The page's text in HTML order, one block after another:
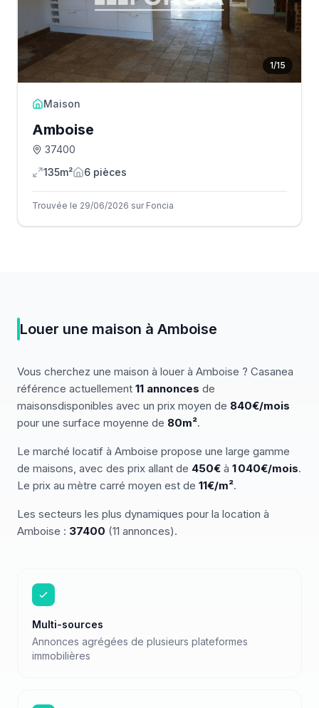
1/15
Maison
Amboise
37400
135m²
6 pièces
Trouvée le 29/06/2026 sur Foncia
Louer une maison à Amboise
Vous cherchez une maison à louer à Amboise ? Casanea
référence actuellement 11 annonces de
maisonsdisponibles avec un prix moyen de 840€/mois
pour une surface moyenne de 80m².
Le marché locatif à Amboise propose une large gamme
de maisons, avec des prix allant de 450€ à 1 040€/mois.
Le prix au mètre carré moyen est de 11€/m².
Les secteurs les plus dynamiques pour la location à
Amboise : 37400 (11 annonces).
Multi-sources
Annonces agrégées de plusieurs plateformes
immobilières